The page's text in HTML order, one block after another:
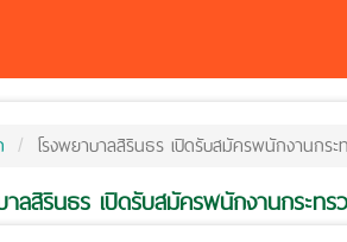
โรงพยาบาลสิรินธร เปิดรับสมัครพนักงานก
าลสิรินธร เปิดรับสมัครพนักงานกระ